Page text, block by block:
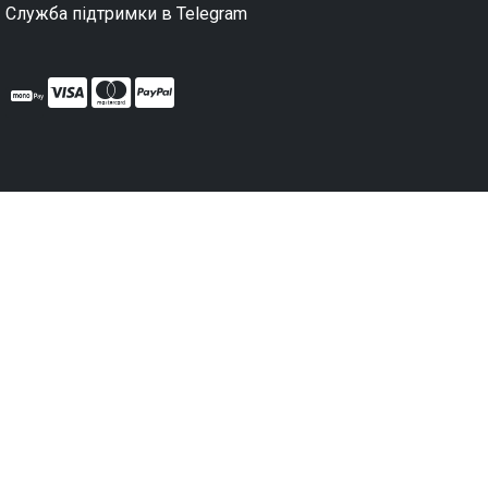
Служба підтримки в Telegram